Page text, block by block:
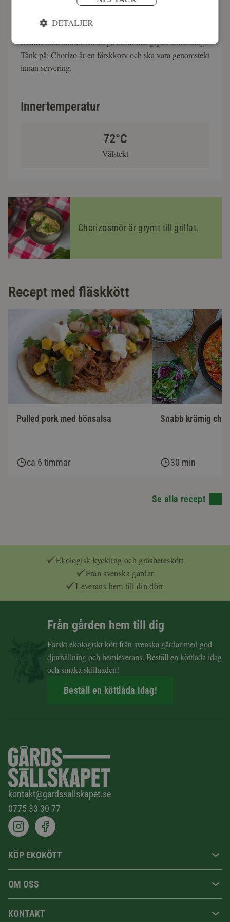
genomstekt – gärna på låg till medelhög värme för bästa
färsen som smakrik bas i pastasås, chili eller till tapas.
Blanda med nötfärs för att ge biffar och grytor extra sting.
Tänk på: Chorizo är en färskkorv och ska vara genomstekt
innan servering.
Innertemperatur
72°C
Välstekt
Chorizosmör är grymt till grillat.
Recept med fläskkött
Pulled pork med bönsalsa
ca 6 timmar
Snabb krämig
30 min
Se alla recept
Ekologisk kyckling och gräsbeteskött
Från svenska gårdar
Leverans hem till din dörr
Från gården hem till dig
Färskt ekologiskt kött från svenska gårdar med god
djurhållning och hemleverans. Beställ en köttlåda idag
och smaka skillnaden!
Beställ en köttlåda idag!
kontakt@gardssallskapet.se
0775 33 30 77
KÖP EKOKÖTT
OM OSS
KONTAKT
DETALJER